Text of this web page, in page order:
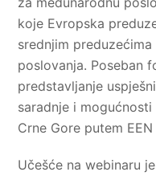
koje Evropska
srednjim
poslovanja. Poseban
predstavljanje
saradnje i
Crne Gore putem
Učešće na webinaru